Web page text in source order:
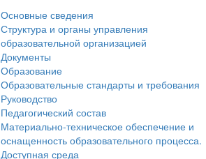
Основные сведения
Структура и органы управления
образовательной организацией
Документы
Образование
Образовательные стандарты и требования
Руководство
Педагогический состав
Материально-техническое обеспечение и
оснащенность образовательного процесса.
Доступная среда